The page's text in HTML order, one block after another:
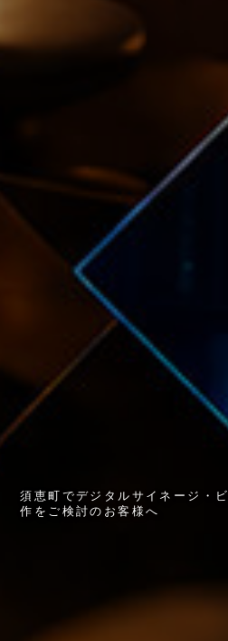
須 恵町 でデジ タ ル サ イ ネ ー ジ ・ ビ
作 を ご 検討の お客 様へ